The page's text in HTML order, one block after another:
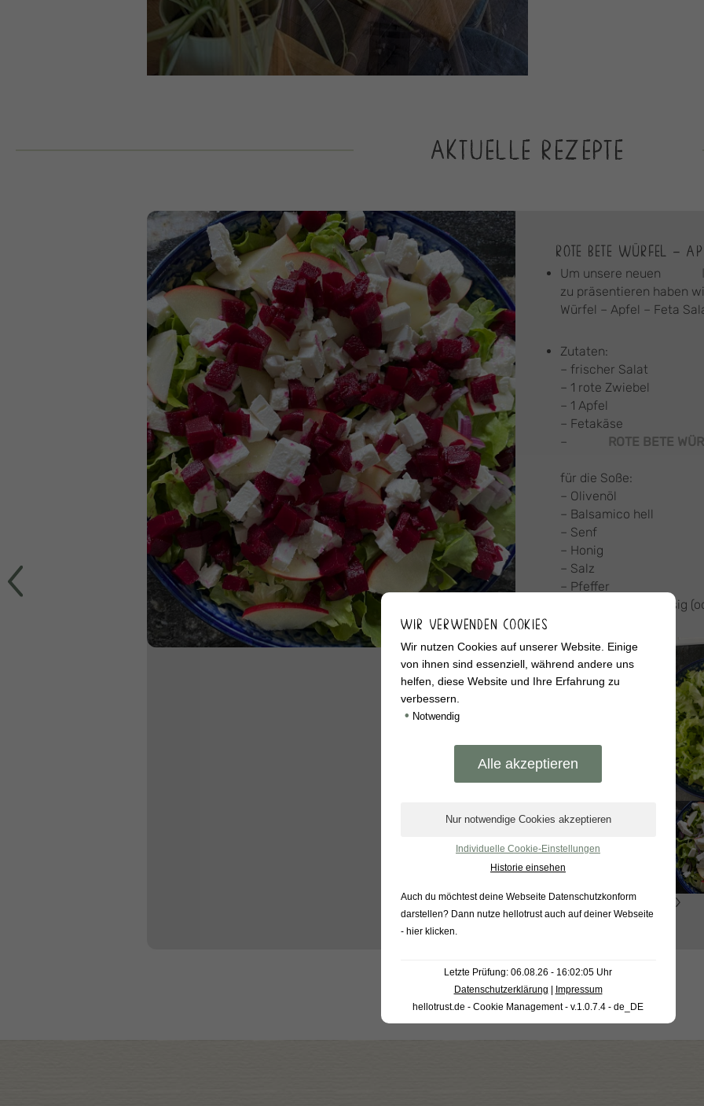
AKTUELLE REZEPTE
ROTE BETE WÜRFEL –
Um unsere neuen
zu präsentieren haben
Würfel – Apfel – Feta
Zutaten:
– frischer Salat
– 1 rote Zwiebel
– 1 Apfel
– Fetakäse
–
ROTE BETE
für die Soße:
– Olivenöl
– Balsamico hell
– Senf
– Honig
– Salz
– Pfeffer
– Etwas Himbeeressig
WEITERLESEN
WIR VERWENDEN COOKIES
Wir nutzen Cookies auf unserer Website. Einige
von ihnen sind essenziell, während andere uns
helfen, diese Website und Ihre Erfahrung zu
verbessern.
• Notwendig
Individuelle Cookie-Einstellungen
Historie einsehen
Auch du möchtest deine Webseite Datenschutzkonform
darstellen? Dann nutze hellotrust auch auf deiner Webseite
- hier klicken.
Letzte Prüfung: 06.08.26 - 16:02:05 Uhr
Datenschutzerklärung
Impressum
hellotrust.de - Cookie Management - v.1.0.7.4 - de_DE